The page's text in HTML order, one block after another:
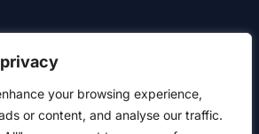
your browsing experience,
or content, and analyse our traffic.